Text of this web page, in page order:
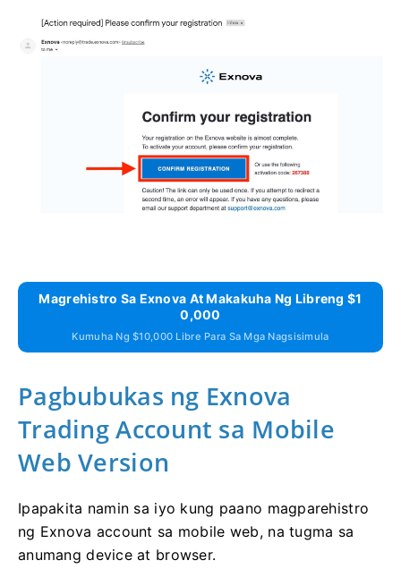
Magrehistro Sa Exnova At Makakuha Ng Libreng $1
0,000
Kumuha Ng $10,000 Libre Para Sa Mga Nagsisimula
Pagbubukas ng Exnova
Trading Account sa Mobile
Web Version
Ipapakita namin sa iyo kung paano magparehistro
ng Exnova account sa mobile web, na tugma sa
anumang device at browser.